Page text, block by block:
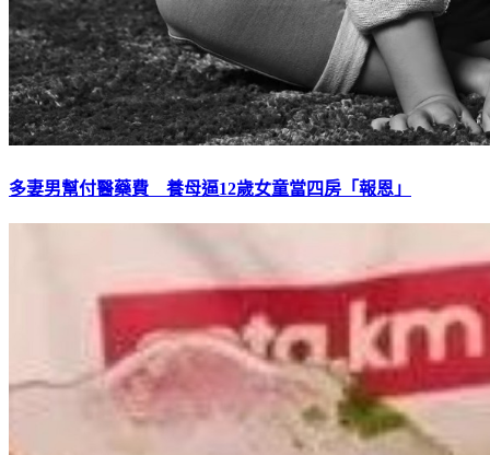
多妻男幫付醫藥費 養母逼12歲女童當四房「報恩」